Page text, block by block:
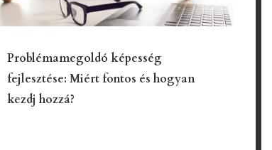
Problémamegoldó képesség
fejlesztése: Miért fontos és hogyan
kezdj hozzá?